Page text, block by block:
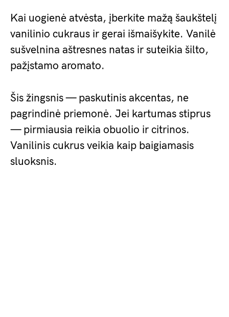
Kai uogienė atvėsta, įberkite mažą šaukštelį
vanilinio cukraus ir gerai išmaišykite. Vanilė
sušvelnina aštresnes natas ir suteikia šilto,
pažįstamo aromato.
Šis žingsnis — paskutinis akcentas, ne
pagrindinė priemonė. Jei kartumas stiprus
— pirmiausia reikia obuolio ir citrinos.
Vanilinis cukrus veikia kaip baigiamasis
sluoksnis.